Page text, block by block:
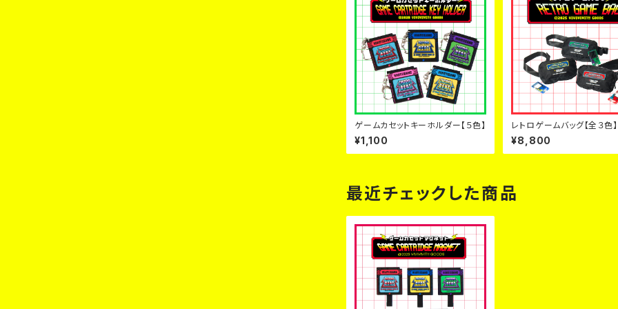
ゲームカセットキーホルダー【５色】
¥1,100
レトロゲームバッグ【全３色】
¥8,800
最近チェックした商品